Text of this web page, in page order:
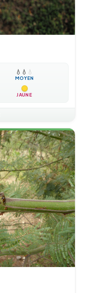
💧 💧 💧
MOYEN
JAUNE